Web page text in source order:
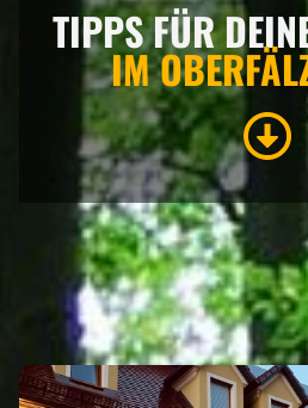
TIPPS FÜR
IM
Eigenen Eintrag